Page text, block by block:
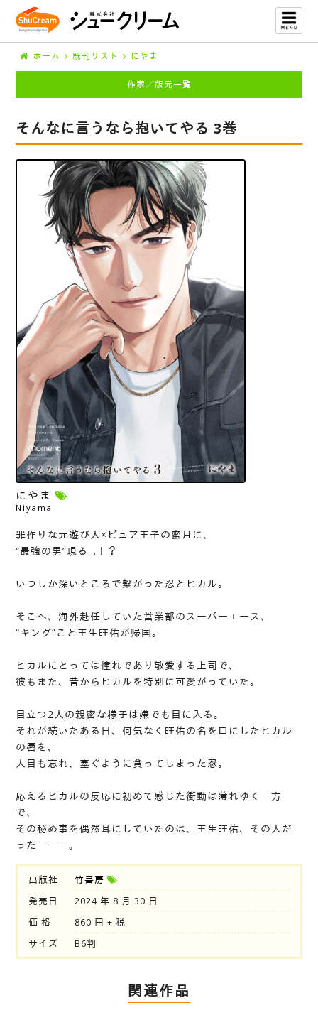
ホーム 既刊リスト にやま
作家／版元一覧
そんなに言うなら抱いてやる 3巻
にやま
Niyama
罪作りな元遊び人×ピュア王子の蜜月に、
“最強の男”現る…！？
いつしか深いところで繋がった忍とヒカル。
そこへ、海外赴任していた営業部のスーパーエース、
“キング”こと王生旺佑が帰国。
ヒカルにとっては憧れであり敬愛する上司で、
彼もまた、昔からヒカルを特別に可愛がっていた。
目立つ2人の親密な様子は嫌でも目に入る。
それが続いたある日、何気なく旺佑の名を口にしたヒカル
の唇を、
人目も忘れ、塞ぐように貪ってしまった忍。
応えるヒカルの反応に初めて感じた衝動は薄れゆく一方
で、
その秘め事を偶然耳にしていたのは、王生旺佑、その人だ
った―――。
出版社
竹書房
発売日
2024 年 8 月 30 日
価 格
860 円 + 税
サイズ
B6判
関連作品